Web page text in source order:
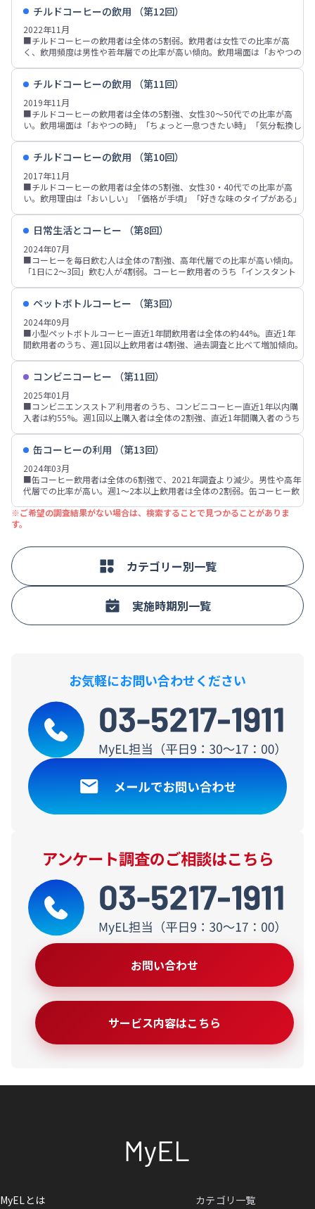
チルドコーヒーの飲用 （第12回）
2022年11月
■チルドコーヒーの飲用者は全体の5割弱。飲用者は女性での比率が高
く、飲用頻度は男性や若年層での比率が高い傾向。飲用場面は「おやつの
■チルドコーヒー飲用理由は「おいしい」が飲用者の5割弱、「価格が手
頃」「好きな味のタイプがある」「ストローがついていて飲みやすい」な
どが各20%台。マウントレーニア主飲用者では「好きな味のタイプがあ
る」の比率が高い。
■チルドコーヒー飲用者の重視点は「価格の手ごろさ」が4割強、「ミル
クとコーヒーのバランス」「コーヒーの味の強さ」が各30%台。マウント
レーニア主飲用者では「ミルクとコーヒーのバランス」などの比率が高
い。
■チルドコーヒー飲用意向者は全体の4割強で、女性の方が高い。飲用頻
度が2～3か月に1本以上の層では80～90%台の利用意向、非飲用者では約
6%。
チルドコーヒーの飲用 （第11回）
2019年11月
■チルドコーヒーの飲用者は全体の5割強、女性30～50代での比率が高
い。飲用場面は「おやつの時」「ちょっと一息つきたい時」「気分転換し
頃」「好きな味のタイプがある」「ストローがついていて飲みやすい」
「味が本格的」などが各2～3割。マウントレーニア主飲用者では「好きな
味のタイプがある」の比率が高い。
■チルドコーヒー購入時の重視点は「価格の手ごろさ」「ミルクとコーヒ
ーのバランス」「コーヒーの味の強さ」などが上位。スターバックス主飲
用者では「コーヒーの味の強さ」が重視点の1位。
■チルドコーヒー飲用意向者は全体の4割強、飲用頻度が2～3か月に1本
以上の層では8割強～9割強、非飲用者では約6%。
チルドコーヒーの飲用 （第10回）
2017年11月
■チルドコーヒーの飲用者は全体の5割強、女性30・40代での比率が高
い。飲用理由は「おいしい」「価格が手頃」「好きな味のタイプがある」
■チルドコーヒー飲用場面は「おやつの時」「気分転換したい時」「ちょ
っと一息つきたい時」「仕事・勉強・家事の合間」などが各20%台。
■チルドコーヒー購入時の重視点は「価格の手ごろさ」「ミルクとコーヒ
ーのバランス」「コーヒーの味の強さ」などが上位。スターバックス主飲
用者では「コーヒーの味の強さ」が重視点の1位。
■チルドコーヒー飲用意向者は全体の4割強、飲用頻度が2～3か月に1本
以上の層では8割強～9割強、非飲用者では約6%。
日常生活とコーヒー （第8回）
2024年07月
■コーヒーを毎日飲む人は全体の7割強、高年代層での比率が高い傾向。
「1日に2～3回」飲む人が4割弱。コーヒー飲用者のうち「インスタント
コーヒー」が5割強、「レギュラーコーヒー」が4割強。「ペットボトル入
ー」「缶コーヒー」などは過去調査より減少傾向。
■好きなコーヒーの飲み方は「ホット/ブラック」が飲用者の5割強。カフ
ェ・オレ、カフェ・ラッテは、女性や若年層での比率が高い傾向。ブラッ
クは、ホットは男性や高年代層、アイスは男性や若年層での比率が高い傾
向。
■コーヒー飲用者のうち「自宅」で飲む人は9割弱、「職場」が3割強、
「コーヒーチェーン店」「喫茶店 ・カフェ」「車の中」などが各2割前
後。コンビニコーヒー主飲用者では「車の中」が5割弱で、他の層より高
い。
■コーヒーを飲む場面は「朝食時」「おやつの時」が各40%台。「休憩
中・休み時間」「仕事・勉強・家事をしながら」「リラックスしたいと
ックス効果」が各5割強、「眠気を覚ます」が3割強、「集中力を高める」
が2割弱。
ペットボトルコーヒー （第3回）
2024年09月
■小型ペットボトルコーヒー直近1年間飲用者は全体の約44%。直近1年
間飲用者のうち、週1回以上飲用者は4割強、過去調査と比べて増加傾向。
おやつ」「休憩時、一息つきたい時」が各30%台、「仕事・勉強・家事を
しながら」が3割弱、「車を運転する時」「リラックスしたい時」「気分
転換したい時」などが各2割弱。
■小型ペットボトル入りコーヒー直近1年間飲用者の重視点は「タイプ」
が約54%、「価格」「無糖」が各30%台、「容量、サイズ」「微糖、甘さ
ひかえめ」「ミルクの量・濃さ」などが各20%台。飲用理由は「おいし
い」が約44%、「価格が手頃」「持ち運びやすい」が各20%台。
■ペットボトルコーヒー飲用意向者・非意向者はいずれも4割強。飲用意
向者の比率は男性30～50代で高い。月2～3日以上飲用者では各9割前後の
飲用意向、直近1年間非飲用者では2割弱、飲用未経験者では約3%。
コンビニコーヒー （第11回）
2025年01月
■コンビニエンスストア利用者のうち、コンビニコーヒー直近1年以内購
入者は約55%。週1回以上購入者は全体の2割強、直近1年間購入者のうち
「缶コーヒーやペットボトル入りコーヒー等よりおいしい」「価格が安
い」が各4割前後、「できたてが飲める」「気軽に買える」「味が本格
的」などが各20%台。2020年調査以降、「価格が安い」が減少傾向。購
入時の重視点は「味」が6割強、「価格」約45%、「香り」約35%、「容
量、サイズ」が2割強。
■コンビニコーヒー利用意向者は全体の5割弱、非利用意向は3割強。コン
ビニコーヒー週1回以上購入者では80%台の利用意向、直近1年間非購入
ェ・飲食店などのコーヒー」が3割強、「ペットボトル入りコーヒー」
「コンビニコーヒー」「缶コーヒー」が各3割弱。「缶コーヒー」「ペッ
トボトル入りコーヒー」は男性30～50代で高い。
缶コーヒーの利用 （第13回）
2024年03月
■缶コーヒー飲用者は全体の6割強で、2021年調査より減少。男性や高年
代層での比率が高い。週1～2本以上飲用者は全体の2割弱。缶コーヒー飲
用頻度が週1～2本以上とが高い層では「ペットボトル入りコーヒー」を飲
む人の比率が高く、「レギュラーコーヒー」の比率が低い。
ズ」が24%。購入時に「だいたい同じ銘柄を買うことが多い」が飲用者の
4割強、「タイプはだいたい同じだが銘柄・メーカーはあまり決まってい
ない」「特に決まった買い方はない」が各2割前後。
■缶コーヒー飲用者が飲みたいシーンは「休憩中」「リラックスしたい
時」「気分転換したい時」「昼食後」「車を運転する時」などが各20%
台。「仕事中、勉強中」は男性30～40代で1位。缶コーヒー飲用者が最も
好んで飲む甘さは「微糖、低糖」が4割強。「無糖」は4割弱で、男性での
比率が高く若年層で低い。
※ご希望の調査結果がない場合は、検索することで見つかることがありま
す。
カテゴリー別一覧
実施時期別一覧
お気軽にお問い合わせください
アンケート調査のご相談はこちら
お問い合わせ
サービス内容はこちら
MyELとは カテゴリ一覧